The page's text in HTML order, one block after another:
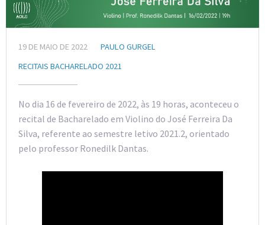
19 DE MAIO DE 2022
PAULO GURGEL
RECITAIS BACHARELADO 2021
No dia 16 de fevereiro de 2022, às 19 horas, aconteceu o
recital de Bacharelado em Violino do José Ferreira Da
Silva, referente ao semestre letivo 2021.2, orientado
pelo professor Ronedilk Dantas.